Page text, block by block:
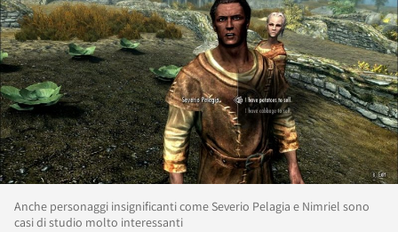
Anche personaggi insignificanti come Severio Pelagia e Nimriel sono
casi di studio molto interessanti